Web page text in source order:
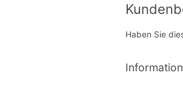
Haben Sie
Information